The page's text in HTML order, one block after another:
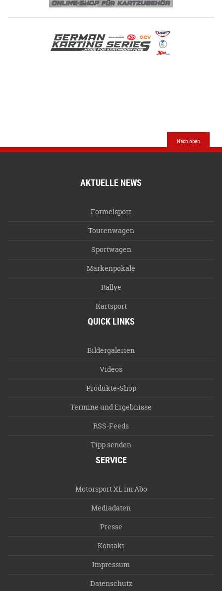
Nach oben
AKTUELLE NEWS
Formelsport
Tourenwagen
Sportwagen
Markenpokale
Rallye
Kartsport
QUICK LINKS
Bildergalerien
Videos
Produkte-Shop
Termine und Ergebnisse
RSS-Feeds
Tipp senden
SERVICE
Motorsport XL im Abo
Mediadaten
Presse
Kontakt
Impressum
Datenschutz